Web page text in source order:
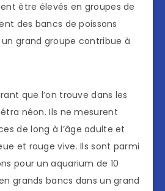
être élevés en groupes de
des bancs de poissons
grand groupe contribue à
que l’on trouve dans les
néon. Ils ne mesurent
de long à l’âge adulte et
et rouge vive. Ils sont parmi
pour un aquarium de 10
grands bancs dans un grand